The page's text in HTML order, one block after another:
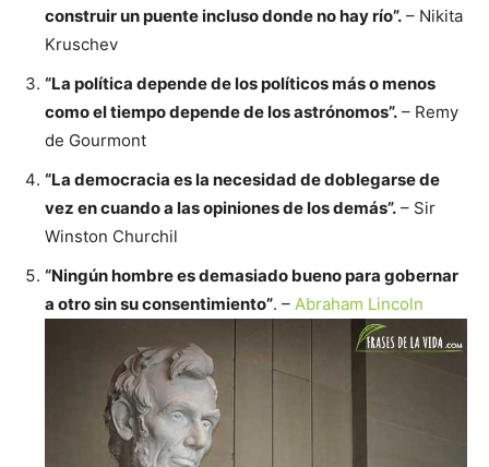
construir un puente incluso donde no hay río”. – Nikita
Kruschev
“La política depende de los políticos más o menos
como el tiempo depende de los astrónomos”. – Remy
de Gourmont
“La democracia es la necesidad de doblegarse de
vez en cuando a las opiniones de los demás”. ­– Sir
Winston Churchil
“Ningún hombre es demasiado bueno para gobernar
a otro sin su consentimiento”. – Abraham Lincoln